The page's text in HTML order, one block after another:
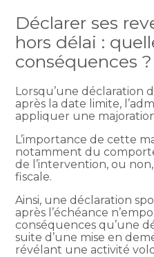
Déclarer ses
hors délai :
conséquences ?
Lorsqu’une déclaration
après la date limite,
appliquer une
L’importance de cette
notamment du
de l’intervention, ou
fiscale.
Ainsi, une déclaration
après l’échéance
conséquences qu’une
suite d’une mise en
révélant une activité